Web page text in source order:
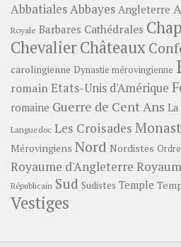
AbbatialesAbbayes Angleterre
Royale Barbares Cathédrales
ChevalierChâteaux
carolingienne Dynastie mérovingienne
romainEtats-Unis d'Amérique
romaine Guerre de Cent Ans
Languedoc Les Croisades
Mérovingiens Nord Nordistes Ordre
Royaume d'Angleterre
Républicain Sud Sudistes Temple
Vestiges